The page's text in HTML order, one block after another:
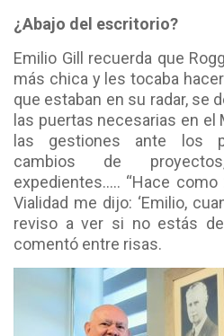
¿Abajo del escritorio?
Emilio Gill recuerda que
más chica y les tocaba
que estaban en su radar, se
las puertas necesarias en el
las gestiones ante los
cambios de
expedientes….. “Hace
Vialidad me dijo: ‘Emilio,
reviso a ver si no estás
comentó entre risas.